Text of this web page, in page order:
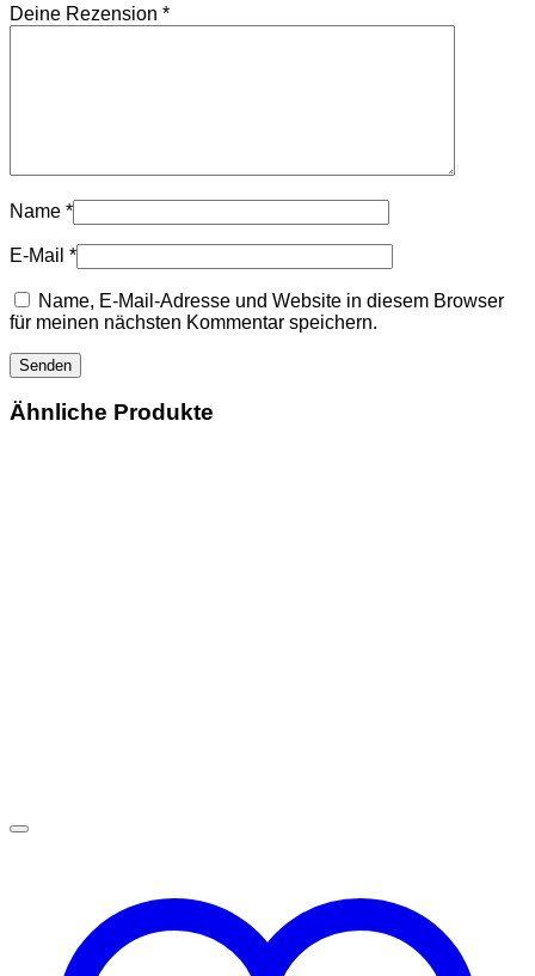
Deine Rezension *
Name *
E-Mail *
Name, E-Mail-Adresse und Website in diesem Browser
für meinen nächsten Kommentar speichern.
Ähnliche Produkte